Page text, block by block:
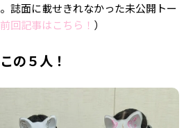
面に載せきれなかった未公開トー
前回記事はこちら！ ）
の５人！